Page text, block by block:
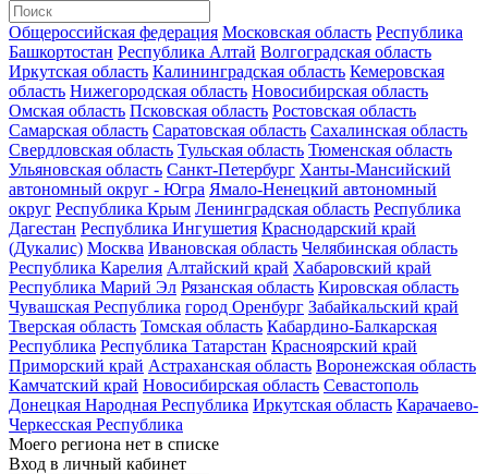
Общероссийская федерация Московская область Республика
Башкортостан Республика Алтай Волгоградская область
Иркутская область Калининградская область Кемеровская
область Нижегородская область Новосибирская область
Омская область Псковская область Ростовская область
Самарская область Саратовская область Сахалинская область
Свердловская область Тульская область Тюменская область
Ульяновская область Санкт-Петербург Ханты-Мансийский
автономный округ - Югра Ямало-Ненецкий автономный
округ Республика Крым Ленинградская область Республика
Дагестан Республика Ингушетия Краснодарский край
(Дукалис) Москва Ивановская область Челябинская область
Республика Карелия Алтайский край Хабаровский край
Республика Марий Эл Рязанская область Кировская область
Чувашская Республика город Оренбург Забайкальский край
Тверская область Томская область Кабардино-Балкарская
Республика Республика Татарстан Красноярский край
Приморский край Астраханская область Воронежская область
Камчатский край Новосибирская область Севастополь
Донецкая Народная Республика Иркутская область Карачаево-
Черкесская Республика
Моего региона нет в списке
Вход в личный кабинет